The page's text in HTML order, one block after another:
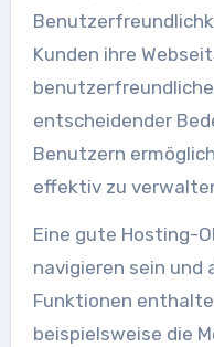
Kunden ihre
entscheidender
Benutzern
effektiv zu
Eine gute Hosting-
navigieren sein und
Funktionen
beispielsweise die